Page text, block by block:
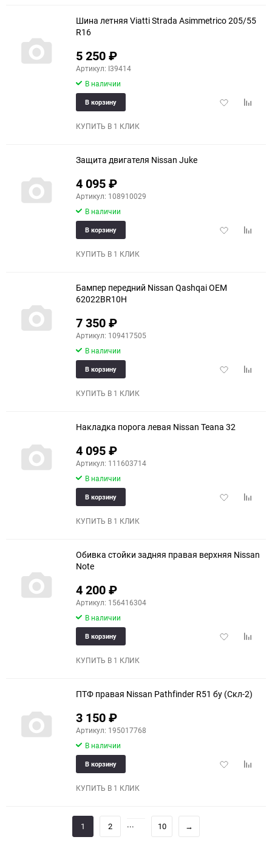
Шина летняя Viatti Strada Asimmetrico 205/55
R16
5 250₽
Артикул: I39414
В наличии
Добавить
В корзину
КУПИТЬ В 1 КЛИК
Защита двигателя Nissan Juke
4 095₽
Артикул: 108910029
В наличии
Добавить
В корзину
КУПИТЬ В 1 КЛИК
Бампер передний Nissan Qashqai OEM
62022BR10H
7 350₽
Артикул: 109417505
В наличии
Добавить
В корзину
КУПИТЬ В 1 КЛИК
Накладка порога левая Nissan Teana 32
4 095₽
Артикул: 111603714
В наличии
Добавить
В корзину
КУПИТЬ В 1 КЛИК
Обивка стойки задняя правая верхняя Nissan
Note
4 200₽
Артикул: 156416304
В наличии
Добавить
В корзину
КУПИТЬ В 1 КЛИК
ПТФ правая Nissan Pathfinder R51 бу (Скл-2)
3 150₽
Артикул: 195017768
В наличии
Добавить
В корзину
КУПИТЬ В 1 КЛИК
1 2 ... 10 →